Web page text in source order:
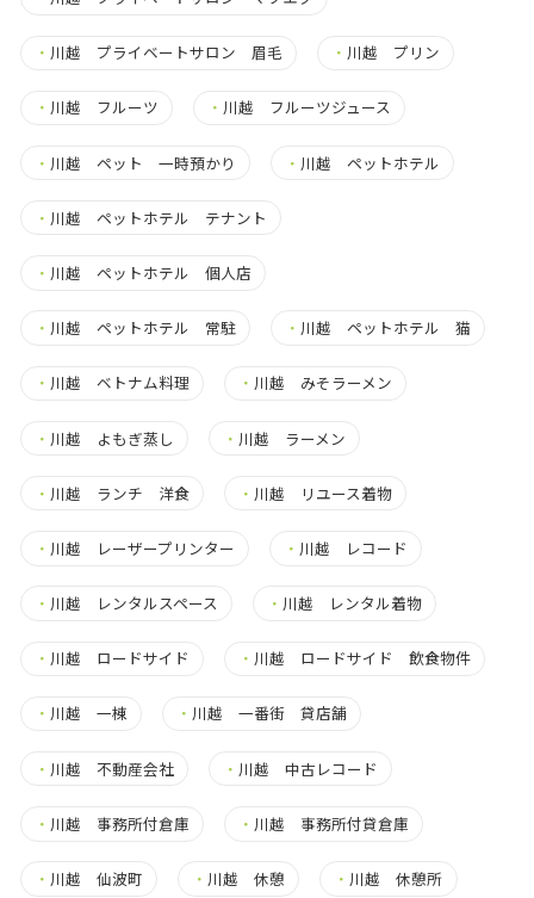
・ 川越 プライベートサロン 眉毛 ・ 川越 プリン
・ 川越 フルーツ ・ 川越 フルーツジュース
・ 川越 ペット 一時預かり ・ 川越 ペットホテル
・ 川越 ペットホテル テナント
・ 川越 ペットホテル 個人店
・ 川越 ペットホテル 常駐 ・ 川越 ペットホテル 猫
・ 川越 ベトナム料理 ・ 川越 みそラーメン
・ 川越 よもぎ蒸し ・ 川越 ラーメン
・ 川越 ランチ 洋食 ・ 川越 リユース着物
・ 川越 レーザープリンター ・ 川越 レコード
・ 川越 レンタルスペース ・ 川越 レンタル着物
・ 川越 ロードサイド ・ 川越 ロードサイド 飲食物件
・ 川越 一棟 ・ 川越 一番街 貸店舗
・ 川越 不動産会社 ・ 川越 中古レコード
・ 川越 事務所付倉庫 ・ 川越 事務所付貸倉庫
・ 川越 仙波町 ・ 川越 休憩 ・ 川越 休憩所